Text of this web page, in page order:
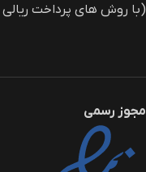
(با روش های پرداخت
مجوز رسمی